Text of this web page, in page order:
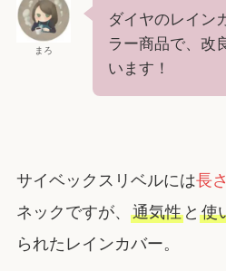
まろ
ダイヤのレイン
ラー商品で、改
います！
サイベックスリベルには長さ
ネックですが、 通気性と 使
られたレインカバー。